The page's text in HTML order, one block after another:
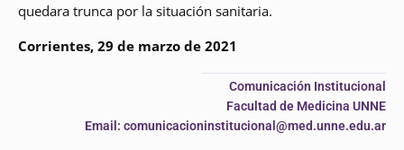
quedara trunca por la situación sanitaria.
Corrientes, 29 de marzo de 2021
Comunicación Institucional
Facultad de Medicina UNNE
Email: comunicacioninstitucional@med.unne.edu.ar